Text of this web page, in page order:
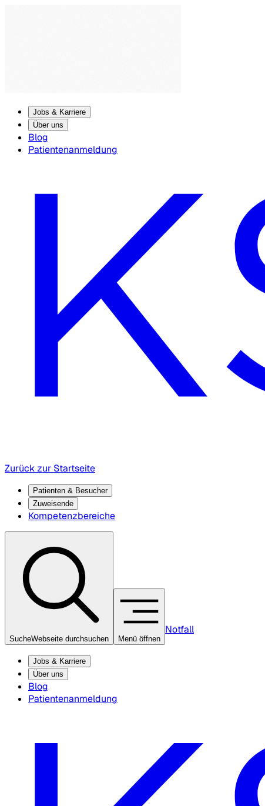
Jobs & Karriere
Über uns
Blog
Patientenanmeldung
Zurück zur Startseite
Patienten & Besucher
Zuweisende
Kompetenzbereiche
SucheWebseite durchsuchen Menü öffnen
Notfall
Jobs & Karriere
Über uns
Blog
Patientenanmeldung